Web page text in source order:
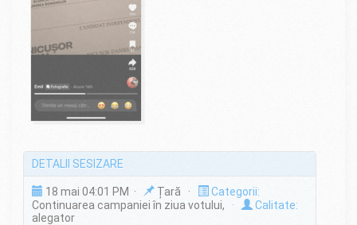
DETALII SESIZARE
18 mai 04:01 PM · Țară ·
Categorii:
Continuarea campaniei în ziua votului,
·
Calitate:
alegator